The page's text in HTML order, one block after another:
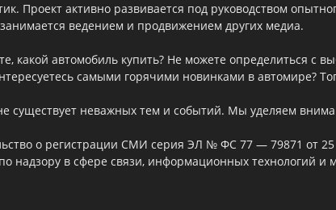
Проект активно развивается под руководством
ведением и продвижением других медиа.
какой автомобиль купить? Не можете определиться
самыми горячими новинками в автомире?
существует неважных тем и событий. Мы уделяем
о регистрации СМИ серия ЭЛ № ФС 77 — 79871 от
надзору в сфере связи, информационных технологий и